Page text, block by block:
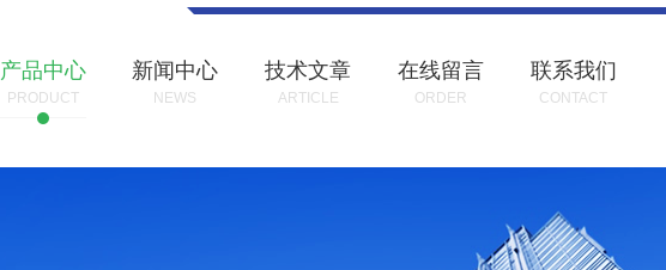
产品中心
PRODUCT
新闻中心
NEWS
技术文章
ARTICLE
在线留言
ORDER
联系我们
CONTACT